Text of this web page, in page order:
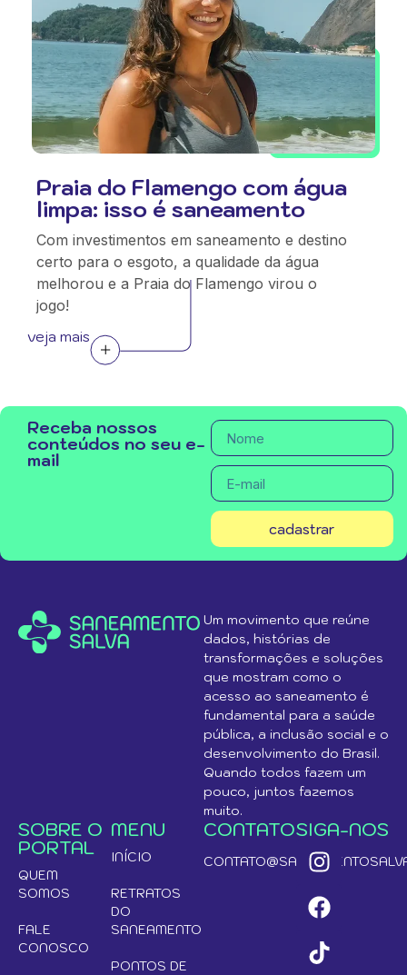
Praia do Flamengo com água
limpa: isso é saneamento
Com investimentos em saneamento e destino
certo para o esgoto, a qualidade da água
melhorou e a Praia do Flamengo virou o
jogo!
veja mais
Receba nossos
conteúdos no seu e-
mail
cadastrar
Um movimento que reúne
dados, histórias de
transformações e soluções
que mostram como o
acesso ao saneamento é
fundamental para a saúde
pública, a inclusão social e o
desenvolvimento do Brasil.
Quando todos fazem um
pouco, juntos fazemos
muito.
SOBRE O
PORTAL
QUEM
SOMOS
FALE
CONOSCO
MENU
INÍCIO
RETRATOS
DO
SANEAMENTO
PONTOS DE
CONTATOSIGA-NOS